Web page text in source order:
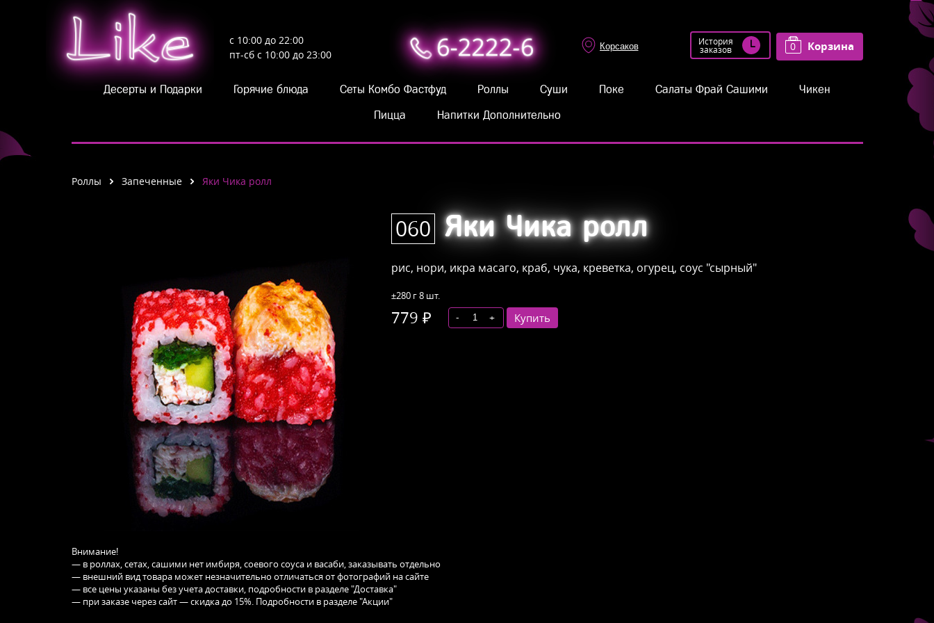
с 10:00 до 22:00
пт-сб с 10:00 до 23:00
6-2222-6 История
заказов 0 Корзина
Десерты и Подарки Горячие блюда Сеты Комбо Фастфуд Роллы Суши Поке Салаты Фрай Сашими
Чикен
Пицца
Напитки Дополнительно
Роллы Запеченные Яки Чика ролл
060 Яки Чика ролл
рис, нори, икра масаго, краб, чука, креветка, огурец, соус "сырный"
±280 г8 шт.
779 ₽ - + Купить
Внимание!
— в роллах, сетах, сашими нет имбиря, соевого соуса и васаби, заказывать отдельно
— внешний вид товара может незначительно отличаться от фотографий на сайте
— все цены указаны без учета доставки, подробности в разделе "Доставка"
— при заказе через сайт — скидка до 15%. Подробности в разделе "Акции"